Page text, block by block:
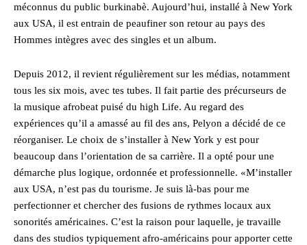
méconnus du public burkinabè. Aujourd’hui, installé à New York
aux USA, il est entrain de peaufiner son retour au pays des
Hommes intègres avec des singles et un album.
Depuis 2012, il revient régulièrement sur les médias, notamment
tous les six mois, avec tes tubes. Il fait partie des précurseurs de
la musique afrobeat puisé du high Life. Au regard des
expériences qu’il a amassé au fil des ans, Pelyon a décidé de ce
réorganiser. Le choix de s’installer à New York y est pour
beaucoup dans l’orientation de sa carrière. Il a opté pour une
démarche plus logique, ordonnée et professionnelle. «M’installer
aux USA, n’est pas du tourisme. Je suis là-bas pour me
perfectionner et chercher des fusions de rythmes locaux aux
sonorités américaines. C’est la raison pour laquelle, je travaille
dans des studios typiquement afro-américains pour apporter cette